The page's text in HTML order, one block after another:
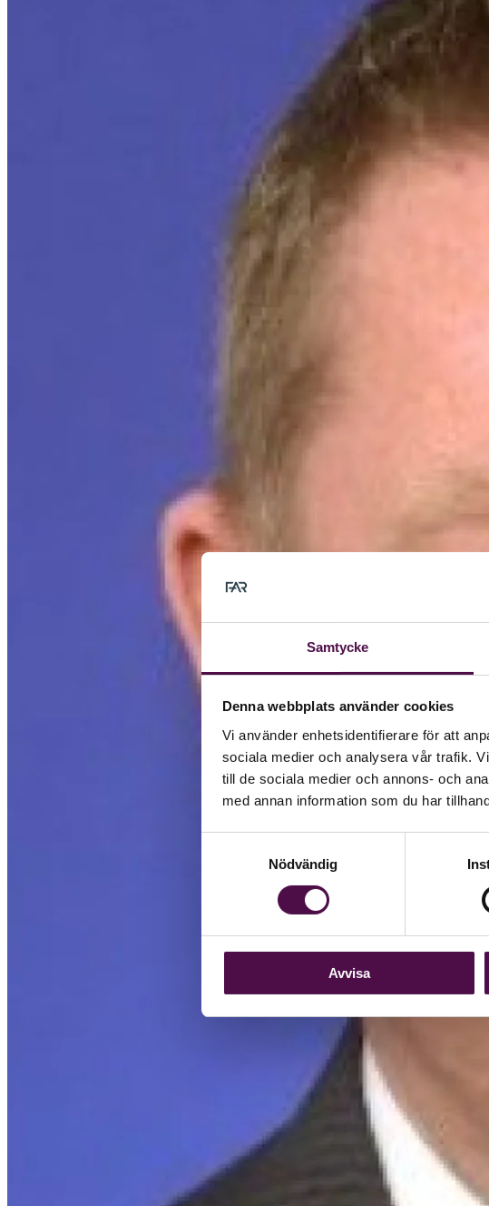
Samtycke
Denna webbplats använder cookies
Vi använder enhetsidentifierare för att
sociala medier och analysera vår trafik.
till de sociala medier och annons- och
med annan information som du har
Nödvändig
Avvisa